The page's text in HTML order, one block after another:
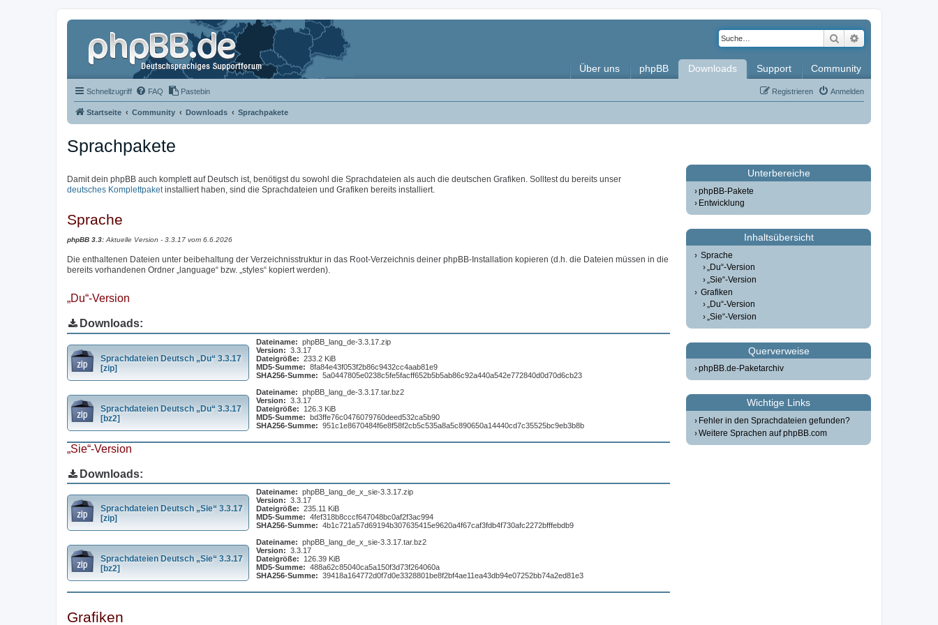
Suche
Über uns phpBB Downloads Support Community
Schnellzugriff FAQ Pastebin Anmelden
Registrieren
Startseite Community Downloads Sprachpakete
Sprachpakete
Damit dein phpBB auch komplett auf Deutsch ist, benötigst du sowohl die Sprachdateien als auch die deutschen Grafiken. Solltest du bereits unser
deutsches Komplettpaketinstalliert haben, sind die Sprachdateien und Grafiken bereits installiert.
Sprache
phpBB 3.3:Aktuelle Version - 3.3.17 vom 6.6.2026
Die enthaltenen Dateien unter beibehaltung der Verzeichnisstruktur in das Root-Verzeichnis deiner phpBB-Installation kopieren (d.h. die Dateien müssen in die
bereits vorhandenen Ordner „language“ bzw. „styles“ kopiert werden).
„Du“-Version
Downloads:
Sprachdateien Deutsch „Du“ 3.3.17
[zip]
Dateiname: phpBB_lang_de-3.3.17.zip
Version: 3.3.17
Dateigröße: 233.2 KiB
MD5-Summe: 8fa84e43f053f2b86c9432cc4aab81e9
SHA256-Summe: 5a0447805e0238c5fe5facff652b5b5ab86c92a440a542e772840d0d70d6cb23
Sprachdateien Deutsch „Du“ 3.3.17
[bz2]
Dateiname: phpBB_lang_de-3.3.17.tar.bz2
Version: 3.3.17
Dateigröße:
126.3 KiB
MD5-Summe: bd3ffe76c0476079760deed532ca5b90
SHA256-Summe: 951c1e8670484f6e8f58f2cb5c535a8a5c890650a14440cd7c35525bc9eb3b8b
„Sie“-Version
Downloads:
Sprachdateien Deutsch „Sie“ 3.3.17
[zip]
Dateiname: phpBB_lang_de_x_sie-3.3.17.zip
Version: 3.3.17
Dateigröße: 235.11 KiB
MD5-Summe: 4fef318b8cccf647048bc0af2f3ac994
SHA256-Summe: 4b1c721a57d69194b307635415e9620a4f67caf3fdb4f730afc2272bfffebdb9
Sprachdateien Deutsch „Sie“ 3.3.17
[bz2]
Dateiname: phpBB_lang_de_x_sie-3.3.17.tar.bz2
Version: 3.3.17
Dateigröße:
126.39 KiB
MD5-Summe: 488a62c85040ca5a150f3d73f264060a
SHA256-Summe: 39418a164772d0f7d0e3328801be8f2bf4ae11ea43db94e07252bb74a2ed81e3
Grafiken
Unterbereiche
phpBB-Pakete
Entwicklung
Inhaltsübersicht
Sprache
„Du“-Version
„Sie“-Version
Grafiken
„Du“-Version
„Sie“-Version
Querverweise
phpBB.de-Paketarchiv
Wichtige Links
Fehler in den Sprachdateien gefunden?
Weitere Sprachen auf phpBB.com